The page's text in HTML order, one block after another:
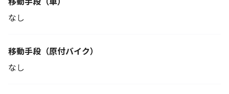
なし
移動手段 （原付バイク）
なし